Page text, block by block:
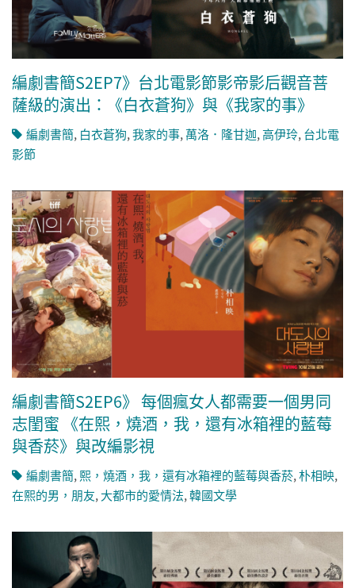
編劇書簡S2EP7》台北電影節影帝影后觀音菩
薩級的演出：《白衣蒼狗》與《我家的事》
編劇書簡, 白衣蒼狗,我家的事,萬洛．隆甘迦,高伊玲, 台北電
影節
編劇書簡S2EP6》 每個瘋女人都需要一個男同
志閨蜜 《在熙，燒酒，我，還有冰箱裡的藍莓
與香菸》與改編影視
編劇書簡,熙，燒酒，我，還有冰箱裡的藍莓與香菸,朴相映,
在熙的男，朋友,大都市的愛情法,韓國文學